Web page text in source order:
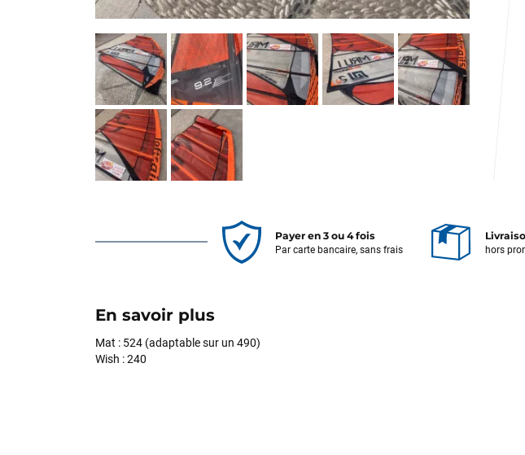
Payer en 3 ou 4 fois
Par carte bancaire, sans frais hors
En savoir plus
Mat : 524 (adaptable sur un 490)
Wish : 240